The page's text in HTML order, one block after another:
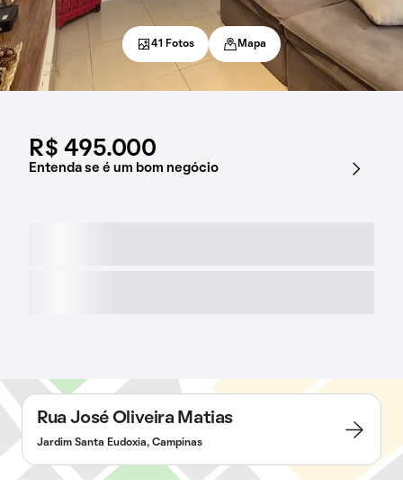
R$ 495.000
Entenda se é um bom negócio
41 Fotos Mapa
Rua José Oliveira Matias
Jardim Santa Eudoxia, Campinas